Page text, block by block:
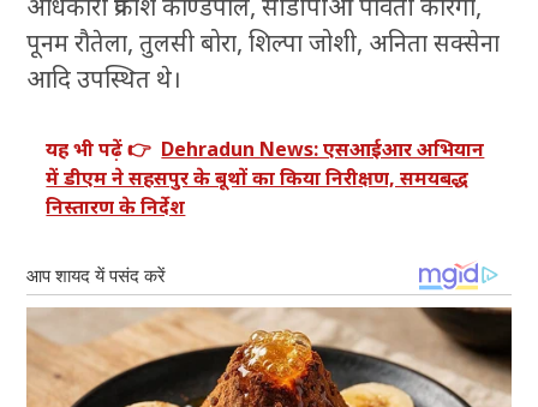
अधिकारी प्रकाश काण्डपाल, सीडीपीओ पार्वती कोरंगा,
पूनम रौतेला, तुलसी बोरा, शिल्पा जोशी, अनिता सक्सेना
आदि उपस्थित थे।
यह भी पढ़ें 👉 Dehradun News: एसआईआर अभियान
में डीएम ने सहसपुर के बूथों का किया निरीक्षण, समयबद्ध
निस्तारण के निर्देश